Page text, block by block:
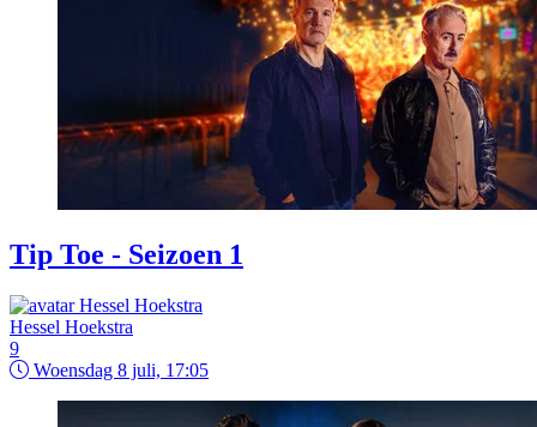
Tip Toe - Seizoen 1
Hessel Hoekstra
9
Woensdag 8 juli, 17:05